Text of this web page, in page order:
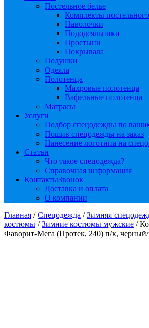
Постельное белье
Комплекты
Наволочки
Пододеяльники
Простыни
Покрывала
Подушки
Одеяла
Полотенца
Махровые полотенца
Вафельные полотенца
Матрасы
Услуги
Подбор спецодежды по
Пошив спецодежды на заказ
Нанесение логотипа на
Статьи
Что такое спецодежда?
Справочная информация
КонтактыЗвонок
Доставка и оплата
О компании
Главная /Спецодежда /Зимняя
костюмы /Зимние костюмы мужские /
Фаворит-Мега (Протек, 240) п/к,